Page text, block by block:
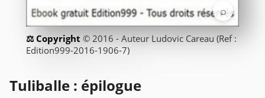
⌕
© 2016 - Auteur Ludovic Careau (Ref :
Edition999-2016-1906-7)
Tuliballe : épilogue